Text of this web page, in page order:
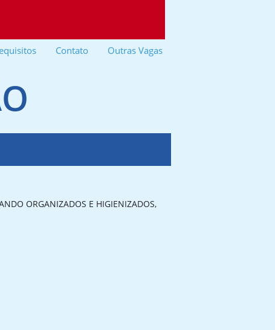
Contato Outras Vagas
ORGANIZADOS E HIGIENIZADOS,